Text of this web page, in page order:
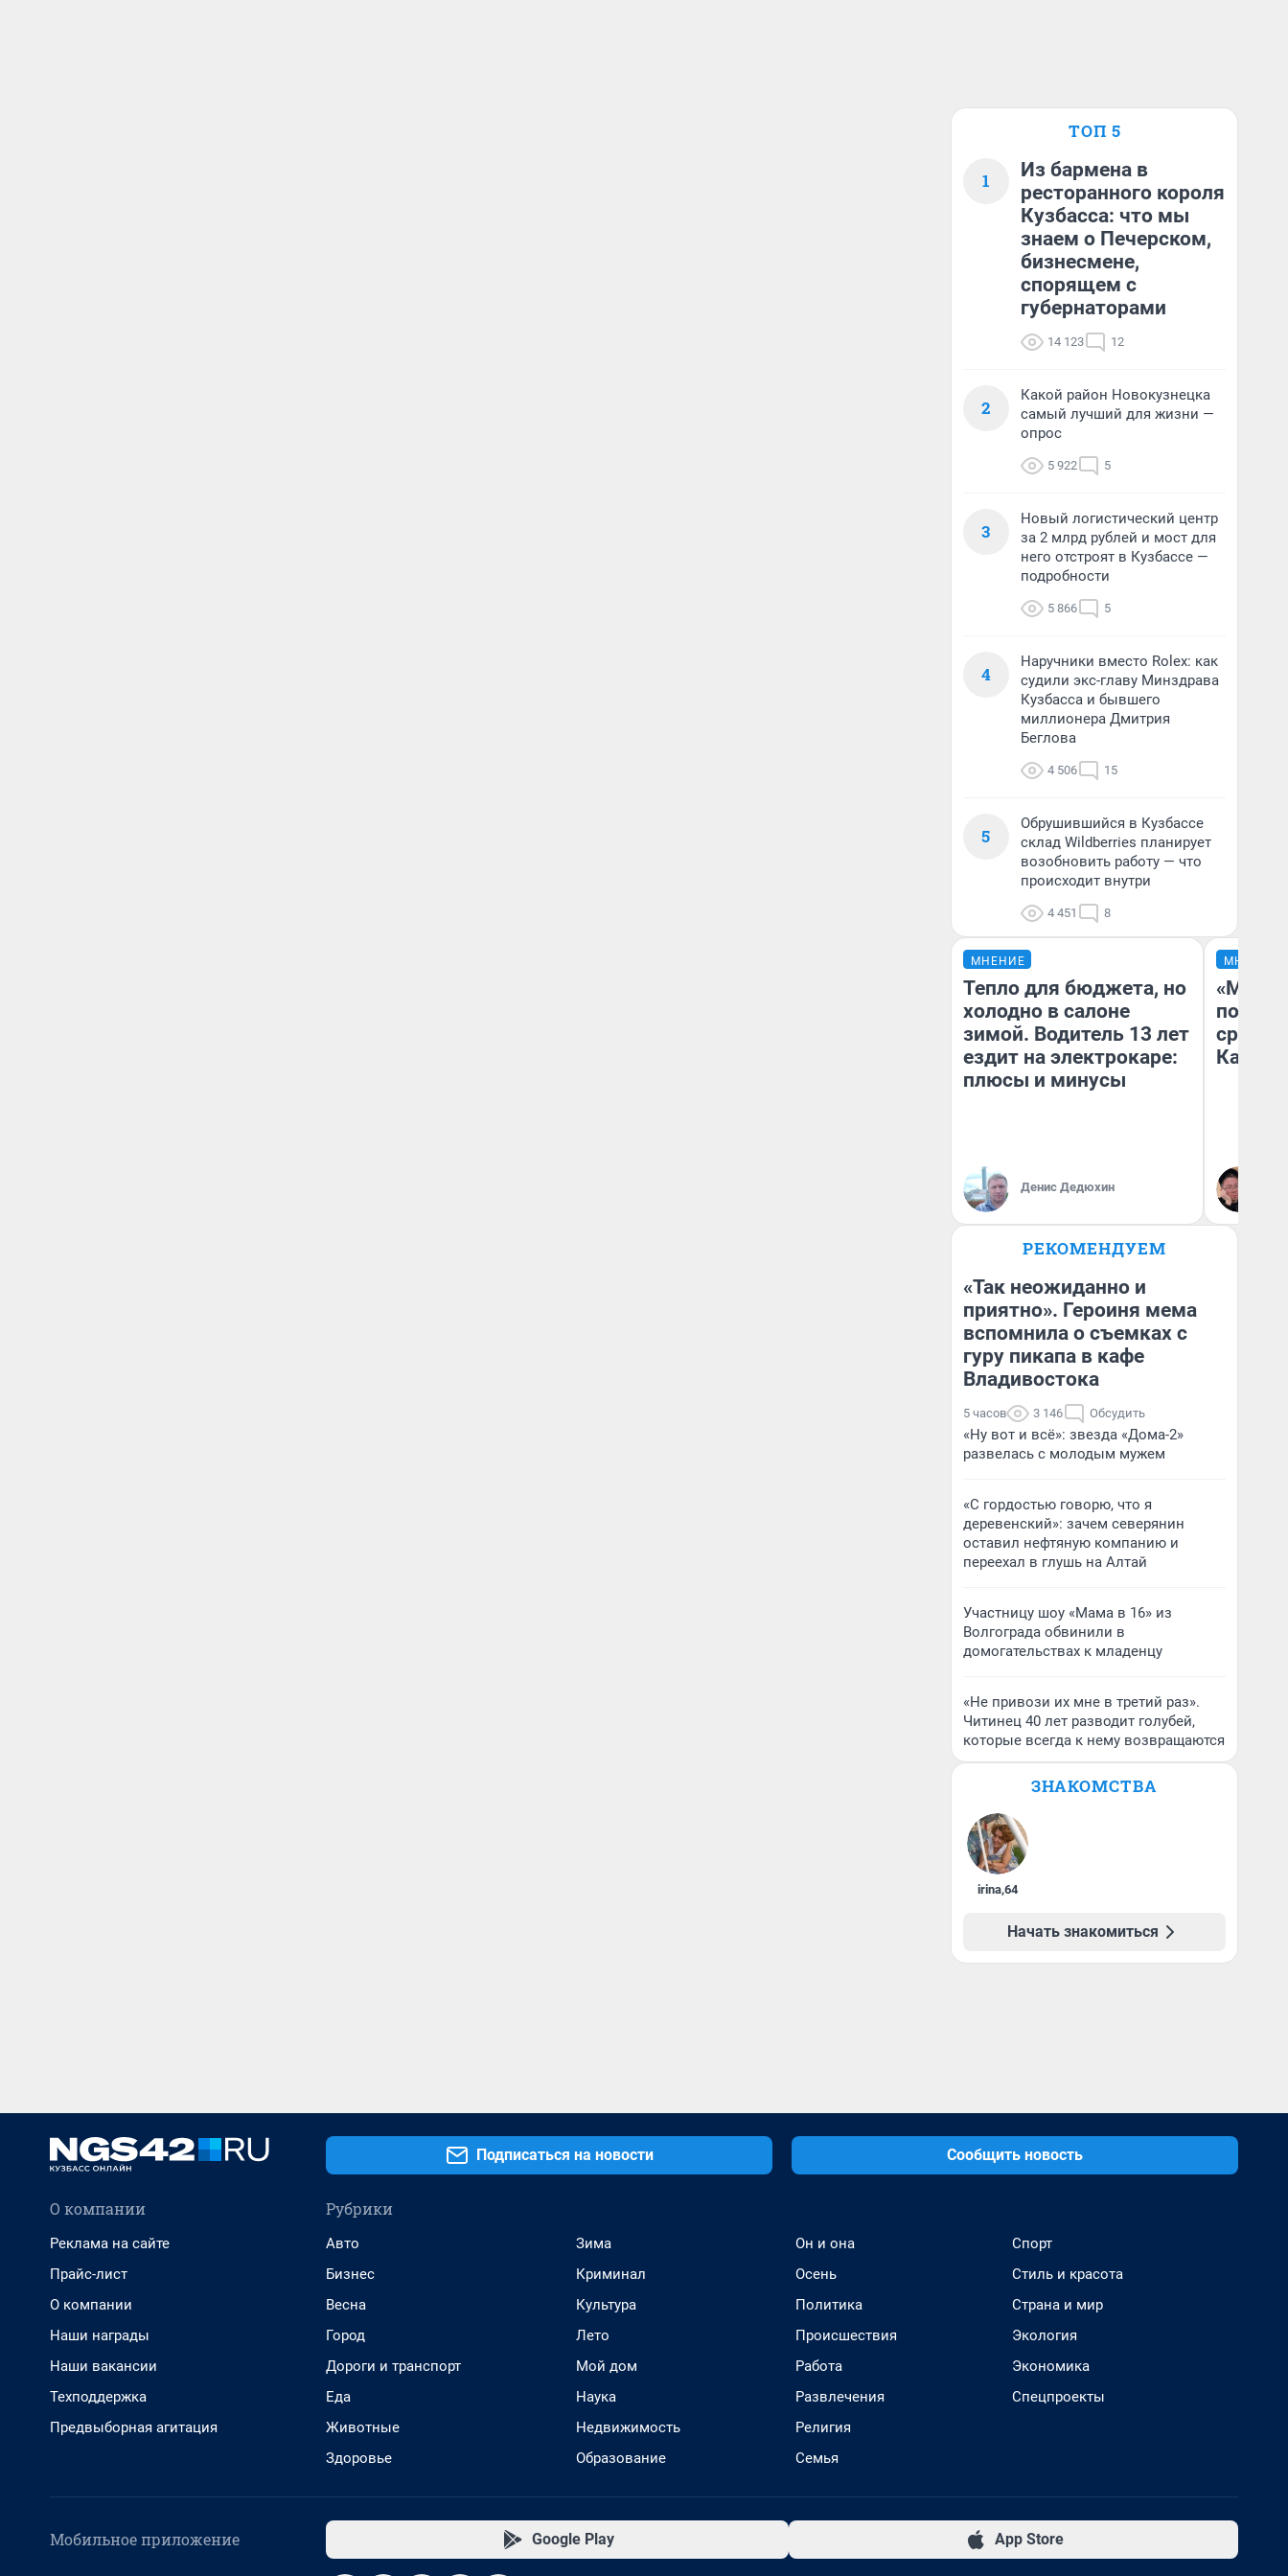
ТОП 5
1
Из бармена в
ресторанного короля
Кузбасса: что мы
знаем о Печерском,
бизнесмене,
спорящем с
губернаторами
14 123 12
2
Какой район Новокузнецка
самый лучший для жизни —
опрос
5 922 5
3
Новый логистический центр
за 2 млрд рублей и мост для
него отстроят в Кузбассе —
подробности
5 866 5
4
Наручники вместо Rolex: как
судили экс-главу Минздрава
Кузбасса и бывшего
миллионера Дмитрия
Беглова
4 506 15
5
Обрушившийся в Кузбассе
склад Wildberries планирует
возобновить работу — что
происходит внутри
4 451 8
МНЕНИЕ
Тепло для бюджета, но
холодно в салоне
зимой. Водитель 13 лет
ездит на электрокаре:
плюсы и минусы
Денис Дедюхин
МНЕНИЕ
РЕКОМЕНДУЕМ
«Так неожиданно и
приятно». Героиня мема
вспомнила о съемках с
гуру пикапа в кафе
Владивостока
5 часов 3 146 Обсудить
«Ну вот и всё»: звезда «Дома-2»
развелась с молодым мужем
«С гордостью говорю, что я
деревенский»: зачем северянин
оставил нефтяную компанию и
переехал в глушь на Алтай
Участницу шоу «Мама в 16» из
Волгограда обвинили в
домогательствах к младенцу
«Не привози их мне в третий раз».
Читинец 40 лет разводит голубей,
которые всегда к нему возвращаются
ЗНАКОМСТВА
irina,64
Начать знакомиться
Подписаться на новости Сообщить новость
О компании
Реклама на сайте
Прайс-лист
О компании
Наши награды
Наши вакансии
Техподдержка
Предвыборная агитация
Рубрики
Авто
Бизнес
Весна
Город
Дороги и транспорт
Еда
Животные
Здоровье
Зима
Криминал
Культура
Лето
Мой дом
Наука
Недвижимость
Образование
Он и она
Осень
Политика
Происшествия
Работа
Развлечения
Религия
Семья
Спорт
Стиль и красота
Страна и мир
Экология
Экономика
Спецпроекты
Мобильное приложение Google Play App Store